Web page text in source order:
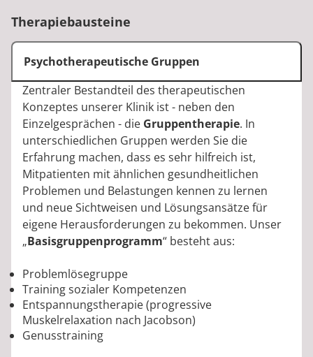
Therapiebausteine
Psychotherapeutische Gruppen
Zentraler Bestandteil des therapeutischen
Konzeptes unserer Klinik ist - neben den
Einzelgesprächen - die Gruppentherapie. In
unterschiedlichen Gruppen werden Sie die
Erfahrung machen, dass es sehr hilfreich ist,
Mitpatienten mit ähnlichen gesundheitlichen
Problemen und Belastungen kennen zu lernen
und neue Sichtweisen und Lösungsansätze für
eigene Herausforderungen zu bekommen. Unser
„Basisgruppenprogramm“ besteht aus:
Problemlösegruppe
Training sozialer Kompetenzen
Entspannungstherapie (progressive
Muskelrelaxation nach Jacobson)
Genusstraining